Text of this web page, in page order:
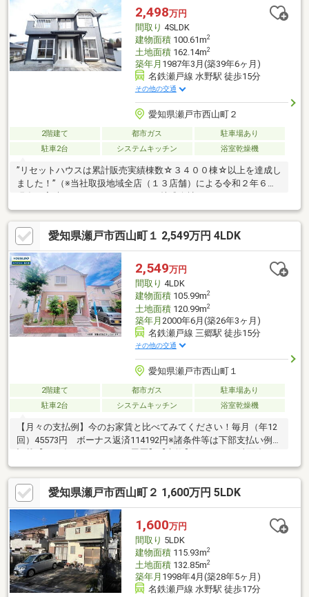
2,498万円
間取り 4SLDK
建物面積100.61m2
土地面積162.14m2
築年月 1987年3月(築39年6ヶ月)
名鉄瀬戸線 水野駅 徒歩15分
その他の交通
愛知県瀬戸市西山町２
2階建て 都市ガス
駐車場あり
駐車2台
システムキッチン 浴室乾燥機
”リセットハウスは累計販売実績棟数☆３４００棟☆以上を達成し
ました！”（※当社取扱地域全店（１３店舗）による令和２年６月
登録商標です≫◇既存建物を価格以上の価値の建物に革新、権利
関係も整理した 安全で安心して暮らせる信頼のおける再生住宅
です。 ◇リフォームの見た目の仕上がりはもちろん、目に見え
ない床下のシロアリ被害や 天井の雨漏り、基準を超える傾きな
どもしっかりチェック、改修しています。◇土地の境界確認も全
物件実施済み。
愛知県瀬戸市西山町１ 2,549万円 4LDK
2,549万円
間取り 4LDK
建物面積105.99m2
土地面積120.99m2
築年月 2000年6月(築26年3ヶ月)
名鉄瀬戸線 三郷駅 徒歩15分
その他の交通
愛知県瀬戸市西山町１
2階建て 都市ガス
駐車場あり
駐車2台
システムキッチン 浴室乾燥機
【月々の支払例】今のお家賃と比べてみてください！毎月（年12
回）45573円 ボーナス返済114192円※諸条件等は下部支払い例に
トイレ・浴室・コンロ・給湯器・建具【貼替】クロス・フローリ
ング・畳・障子・襖・網戸・クッションフロア【その他】外壁塗
装・屋根塗装・室内クリーニング・白蟻点検【おすすめポイン
ト】■全居室南向き＋6帖以上 心地よいお部屋■後片付けもラク
ラク、家事の時間短縮の食器洗浄乾燥機付■ ご希望の住まい探し
をお手伝いします－－－◆◇物件の詳細、ご相談はお気軽にお問
い合わせください。
愛知県瀬戸市西山町２ 1,600万円 5LDK
1,600万円
間取り 5LDK
建物面積115.93m2
土地面積132.85m2
築年月 1998年4月(築28年5ヶ月)
名鉄瀬戸線 水野駅 徒歩17分